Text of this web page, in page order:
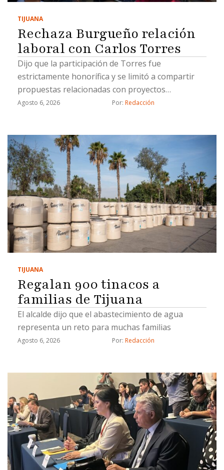
TIJUANA
Rechaza Burgueño relación
laboral con Carlos Torres
Dijo que la participación de Torres fue
estrictamente honorífica y se limitó a compartir
propuestas relacionadas con proyectos
estratégicos
Agosto 6, 2026 Por: Redacción
TIJUANA
Regalan 900 tinacos a
familias de Tijuana
El alcalde dijo que el abastecimiento de agua
representa un reto para muchas familias
Agosto 6, 2026 Por: Redacción